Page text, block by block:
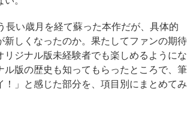
い歳月を経て蘇った本作だが、具体的
新しくなったのか。果たしてファンの期待
リジナル版未経験者でも楽しめるようにな
ル版の歴史も知ってもらったところで、筆
！」と感じた部分を、項目別にまとめてみ